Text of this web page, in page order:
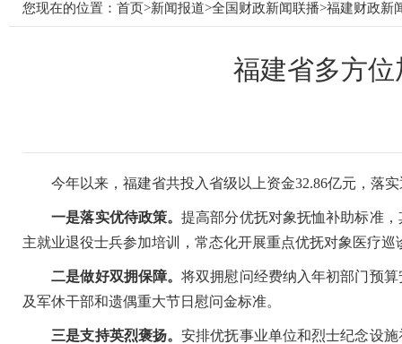
您现在的位置： 首页>新闻报道>全国财政新闻联播>福建财政新
福建省多方
今年以来，福建省共投入省级以上资金32.86亿元，落实
一是落实优待政策。提高部分优抚对象抚恤补助标准
主就业退役士兵参加培训，常态化开展重点优抚对象医疗巡
二是做好双拥保障。将双拥慰问经费纳入年初部门预
及军休干部和遗偶重大节日慰问金标准。
三是支持英烈褒扬。安排优抚事业单位和烈士纪念设